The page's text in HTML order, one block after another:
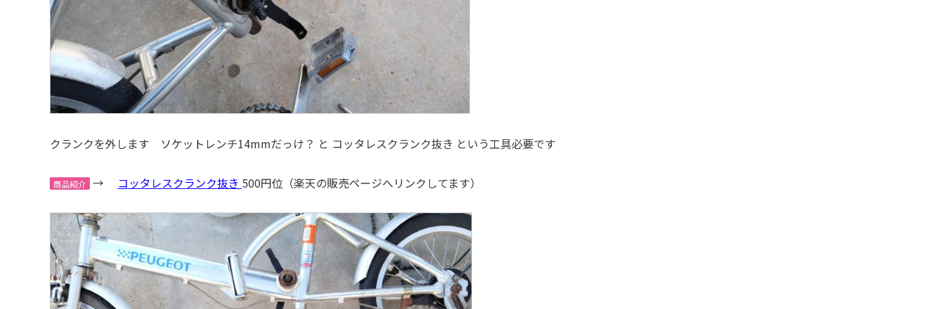
クランクを外します ソケットレンチ14mmだっけ？ と コッタレスクランク抜き という工具必要です
商品紹介 → コッタレスクランク抜き 500円位（楽天の販売ページへリンクしてます）